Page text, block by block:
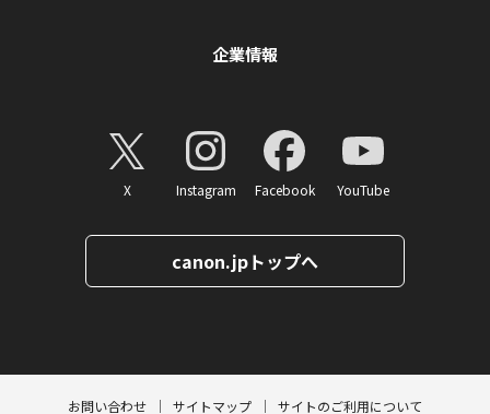
企業情報
X Instagram Facebook YouTube
canon.jpトップへ
お問い合わせ サイトマップ サイトのご利用について